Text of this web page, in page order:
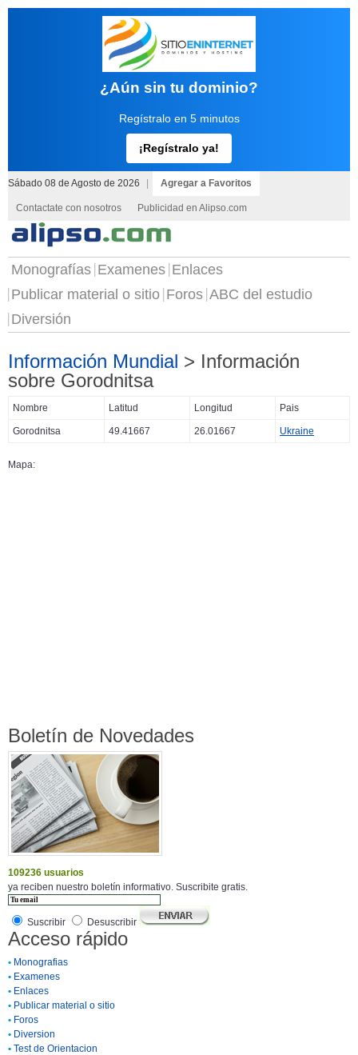
¿Aún sin tu dominio?
Regístralo en 5 minutos
¡Regístralo ya!
Sábado 08 de Agosto de 2026 Agregar a Favoritos
Contactate con nosotros Publicidad en Alipso.com
Monografías Examenes Enlaces
Publicar material o sitio Foros ABC del estudio
Diversión
Información Mundial > Información
sobre Gorodnitsa
Nombre Latitud Longitud Pais
Gorodnitsa 49.41667 26.01667 Ukraine
Mapa:
Boletín de Novedades
109236 usuarios
ya reciben nuestro boletín informativo. Suscribite gratis.
Suscribir Desuscribir
Acceso rápido
• Monografias
• Examenes
• Enlaces
• Publicar material o sitio
• Foros
• Diversion
• Test de Orientacion